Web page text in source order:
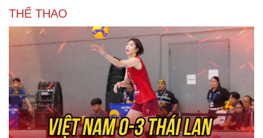
THỂ THAO